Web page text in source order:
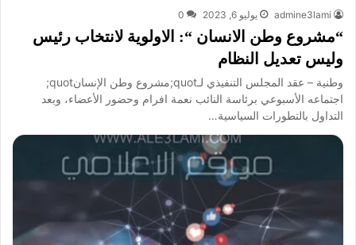
admine3lami يوليو 6, 2023 0
“مشروع وطن الانسان “: الاولوية لانتخاب رئيس
وليس تعديل النظام
وطنية – عقد المجلس التنفيذي لـquot;مشروع وطن الإنسانquot;
اجتماعه الأسبوعي برئاسة النائب نعمة افرام وحضور الأعضاء، وبعد
التداول بالتطورات السياسية…